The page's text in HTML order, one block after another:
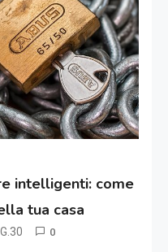
intelligenti: come
tua casa
0